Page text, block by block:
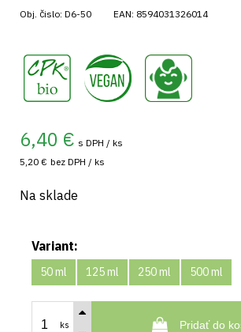
Obj. čislo: D6-50 EAN: 8594031326014
6,40 € s DPH / ks
5,20 € bez DPH / ks
Na sklade
Variant:
50 ml 125 ml 250 ml 500 ml
ks Pridať do